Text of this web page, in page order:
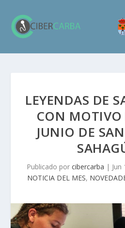
LEYENDAS DE
CON MOTIVO
JUNIO DE
Publicado por cibercarba | Jun
NOTICIA DEL MES,